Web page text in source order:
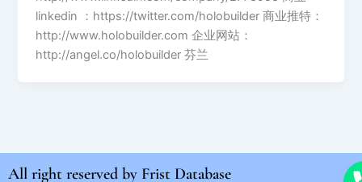
linkedin ：https://twitter.com/holobuilder 商业推特：
http://www.holobuilder.com 企业网站：
http://angel.co/holobuilder 芬兰
All right reserved by Frist Database